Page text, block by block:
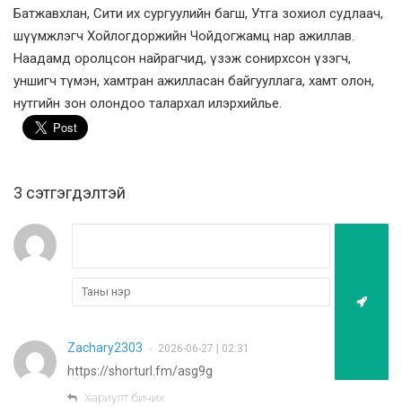
Батжавхлан, Сити их сургуулийн багш, Утга зохиол судлаач,
шүүмжлэгч Хойлогдоржийн Чойдогжамц нар ажиллав.
Наадамд оролцсон найрагчид, үзэж сонирхсон үзэгч,
уншигч түмэн, хамтран ажилласан байгууллага, хамт олон,
нутгийн зон олондоо талархал илэрхийлье.
3 cэтгэгдэлтэй
Zachary2303 • 2026-06-27 | 02:31
https://shorturl.fm/asg9g
Хариулт бичих